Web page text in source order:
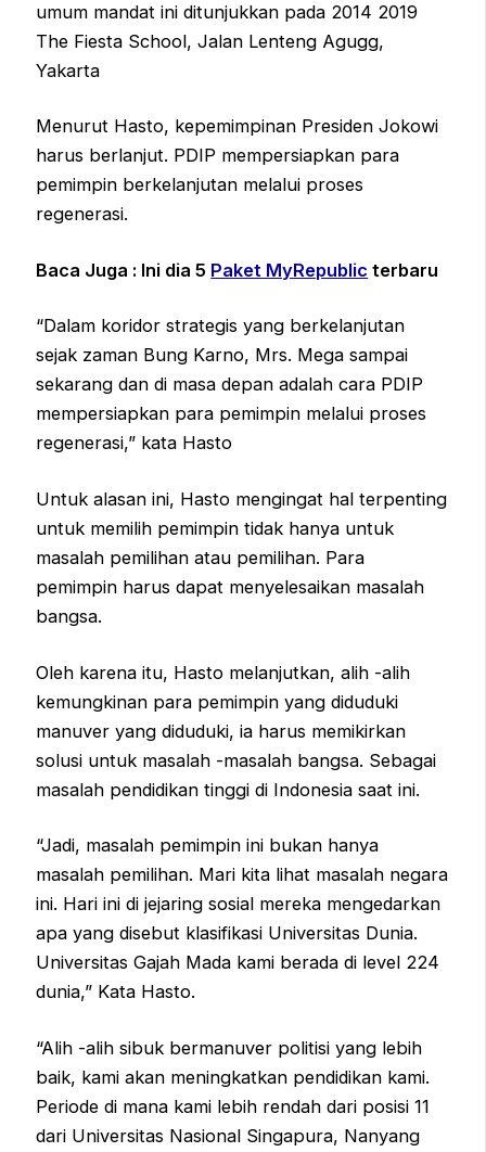
umum mandat ini ditunjukkan pada 2014 2019
The Fiesta School, Jalan Lenteng Agugg,
Yakarta
Menurut Hasto, kepemimpinan Presiden Jokowi
harus berlanjut. PDIP mempersiapkan para
pemimpin berkelanjutan melalui proses
regenerasi.
Baca Juga : Ini dia 5 Paket MyRepublic terbaru
“Dalam koridor strategis yang berkelanjutan
sejak zaman Bung Karno, Mrs. Mega sampai
sekarang dan di masa depan adalah cara PDIP
mempersiapkan para pemimpin melalui proses
regenerasi,” kata Hasto
Untuk alasan ini, Hasto mengingat hal terpenting
untuk memilih pemimpin tidak hanya untuk
masalah pemilihan atau pemilihan. Para
pemimpin harus dapat menyelesaikan masalah
bangsa.
Oleh karena itu, Hasto melanjutkan, alih -alih
kemungkinan para pemimpin yang diduduki
manuver yang diduduki, ia harus memikirkan
solusi untuk masalah -masalah bangsa. Sebagai
masalah pendidikan tinggi di Indonesia saat ini.
“Jadi, masalah pemimpin ini bukan hanya
masalah pemilihan. Mari kita lihat masalah negara
ini. Hari ini di jejaring sosial mereka mengedarkan
apa yang disebut klasifikasi Universitas Dunia.
Universitas Gajah Mada kami berada di level 224
dunia,” Kata Hasto.
“Alih -alih sibuk bermanuver politisi yang lebih
baik, kami akan meningkatkan pendidikan kami.
Periode di mana kami lebih rendah dari posisi 11
dari Universitas Nasional Singapura, Nanyang